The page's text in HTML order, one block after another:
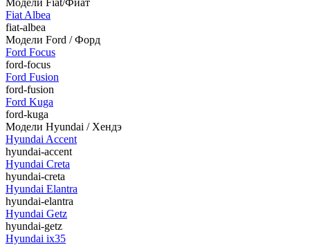
Модели Fiat/Фиат
Fiat Albea
fiat-albea
Модели Ford / Форд
Ford Focus
ford-focus
Ford Fusion
ford-fusion
Ford Kuga
ford-kuga
Модели Hyundai / Хендэ
Hyundai Accent
hyundai-accent
Hyundai Creta
hyundai-creta
Hyundai Elantra
hyundai-elantra
Hyundai Getz
hyundai-getz
Hyundai ix35